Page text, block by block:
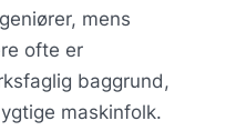
mens
ofte er
baggrund,
maskinfolk.